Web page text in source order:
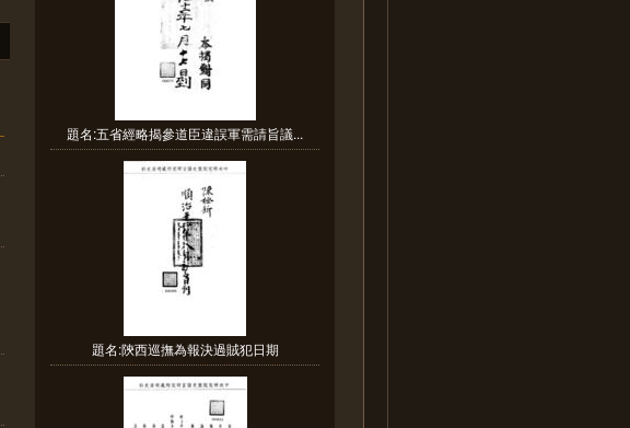
題名:五省經略揭參道臣違誤軍需請旨議...
題名:陝西巡撫為報決過賊犯日期